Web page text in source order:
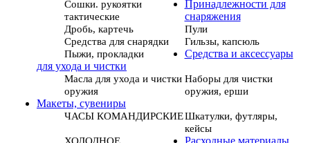
Сошки. рукоятки
тактические
Принадлежности для
снаряжения
Дробь, картечь
Пули
Средства для снарядки
Гильзы, капсюль
Пыжи, прокладки
Средства и аксессуары
для ухода и чистки
Масла для ухода и чистки
оружия
Наборы для чистки
оружия, ерши
Макеты, сувениры
ЧАСЫ КОМАНДИРСКИЕШкатулки, футляры,
кейсы
ХОЛОДНОЕ
Расходные материалы